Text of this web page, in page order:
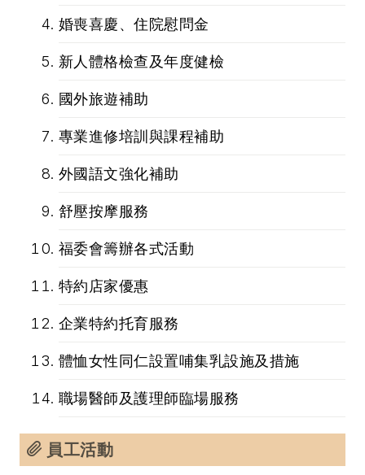
婚喪喜慶、住院慰問金
新人體格檢查及年度健檢
國外旅遊補助
專業進修培訓與課程補助
外國語文強化補助
舒壓按摩服務
福委會籌辦各式活動
特約店家優惠
企業特約托育服務
體恤女性同仁設置哺集乳設施及措施
職場醫師及護理師臨場服務
員工活動